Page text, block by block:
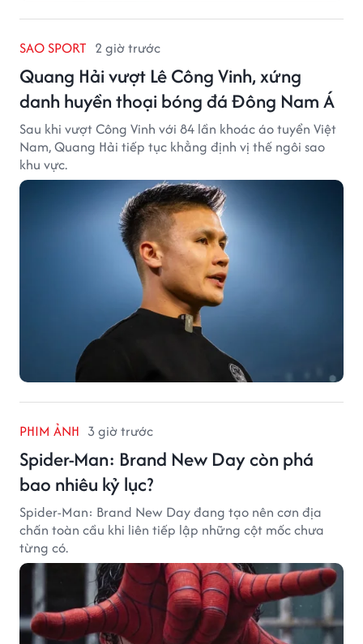
SAO SPORT 2 giờ trước
Quang Hải vượt Lê Công Vinh, xứng
danh huyền thoại bóng đá Đông Nam Á
Sau khi vượt Công Vinh với 84 lần khoác áo tuyển Việt
Nam, Quang Hải tiếp tục khẳng định vị thế ngôi sao
khu vực.
PHIM ẢNH 3 giờ trước
Spider-Man: Brand New Day còn phá
bao nhiêu kỷ lục?
Spider-Man: Brand New Day đang tạo nên cơn địa
chấn toàn cầu khi liên tiếp lập những cột mốc chưa
từng có.